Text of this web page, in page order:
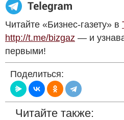
Читайте «Бизнес-газету» в
http://t.me/bizgaz — и
первыми!
Поделиться:
Читайте также: